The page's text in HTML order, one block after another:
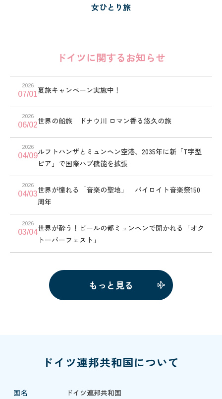
女ひとり旅
ドイツに関するお知らせ
2026
07/01夏旅キャンペーン実施中！
2026
06/02世界の船旅 ドナウ川 ロマン香る悠久の旅
2026
04/09ルフトハンザとミュンヘン空港、2035年に新「T字型
ピア」で国際ハブ機能を拡張
2026
04/03世界が憧れる「音楽の聖地」 バイロイト音楽祭150
周年
2026
03/04世界が酔う！ビールの都ミュンヘンで開かれる「オク
トーバーフェスト」
もっと見る
ドイツ連邦共和国について
国名 ドイツ連邦共和国